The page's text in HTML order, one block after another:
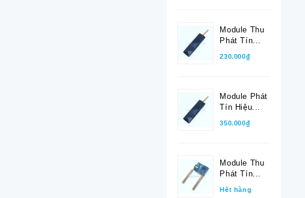
Module Thu
Phát Tín...
230.000₫
Module Phát
Tín Hiệu...
350.000₫
Module Thu
Phát Tín...
Hết hàng